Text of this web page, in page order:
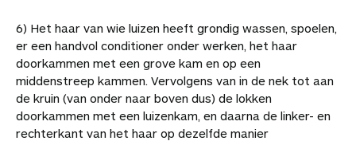
6) Het haar van wie luizen heeft grondig wassen, spoelen,
er een handvol conditioner onder werken, het haar
doorkammen met een grove kam en op een
middenstreep kammen. Vervolgens van in de nek tot aan
de kruin (van onder naar boven dus) de lokken
doorkammen met een luizenkam, en daarna de linker- en
rechterkant van het haar op dezelfde manier